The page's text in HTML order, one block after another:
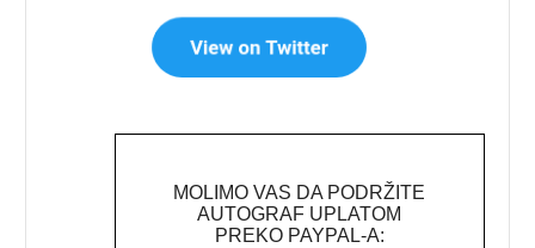
MOLIMO VAS DA PODRŽITE
AUTOGRAF UPLATOM
PREKO PAYPAL-A: